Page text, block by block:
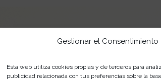
Gestionar el
Esta web utiliza cookies propias y de terceros para
publicidad relacionada con tus preferencias sobre la